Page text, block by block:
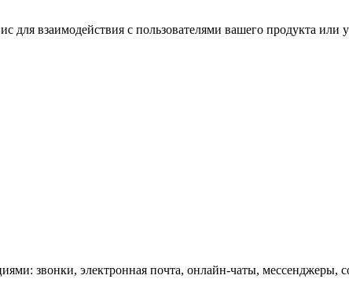
для взаимодействия с пользователями вашего продукта или
звонки, электронная почта, онлайн-чаты, мессенджеры,